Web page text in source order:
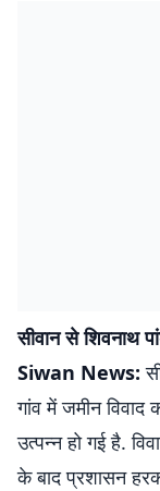
सीवान से शिवनाथ
Siwan News:
गांव में जमीन विवाद
उत्पन्न हो गई है.
के बाद प्रशासन